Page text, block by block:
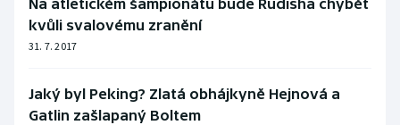
Rychlostní kanoistika
Sportovní střelba
Na atletickém šampionátu bude Rudisha chybět
kvůli svalovému zranění
31. 7. 2017
Jaký byl Peking? Zlatá obhájkyně Hejnová a
Gatlin zašlapaný Boltem